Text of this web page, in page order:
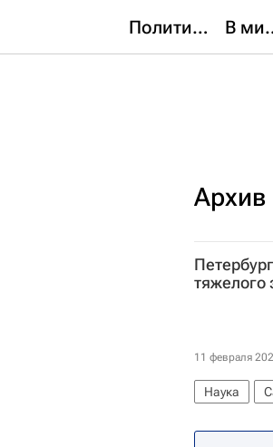
Политика В
Архив
тяжелого
11 февраля
Наука